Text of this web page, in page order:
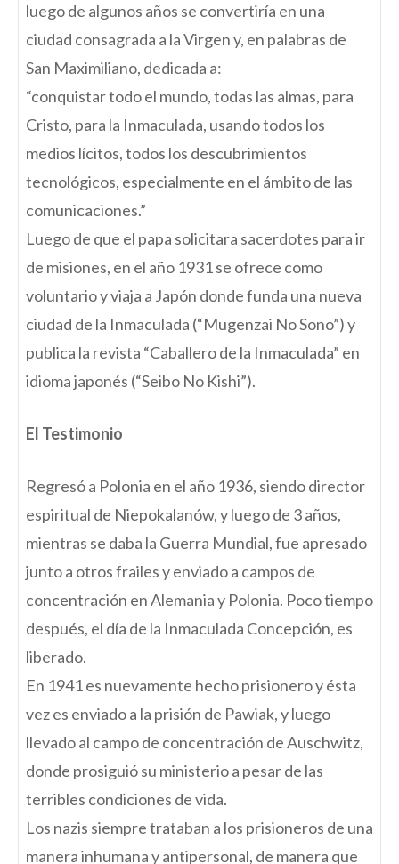
luego de algunos años se convertiría en una
ciudad consagrada a la Virgen y, en palabras de
San Maximiliano, dedicada a:
“conquistar todo el mundo, todas las almas, para
Cristo, para la Inmaculada, usando todos los
medios lícitos, todos los descubrimientos
tecnológicos, especialmente en el ámbito de las
comunicaciones.”
Luego de que el papa solicitara sacerdotes para ir
de misiones, en el año 1931 se ofrece como
voluntario y viaja a Japón donde funda una nueva
ciudad de la Inmaculada (“Mugenzai No Sono”) y
publica la revista “Caballero de la Inmaculada” en
idioma japonés (“Seibo No Kishi”).
El Testimonio
Regresó a Polonia en el año 1936, siendo director
espiritual de Niepokalanów, y luego de 3 años,
mientras se daba la Guerra Mundial, fue apresado
junto a otros frailes y enviado a campos de
concentración en Alemania y Polonia. Poco tiempo
después, el día de la Inmaculada Concepción, es
liberado.
En 1941 es nuevamente hecho prisionero y ésta
vez es enviado a la prisión de Pawiak, y luego
llevado al campo de concentración de Auschwitz,
donde prosiguió su ministerio a pesar de las
terribles condiciones de vida.
Los nazis siempre trataban a los prisioneros de una
manera inhumana y antipersonal, de manera que